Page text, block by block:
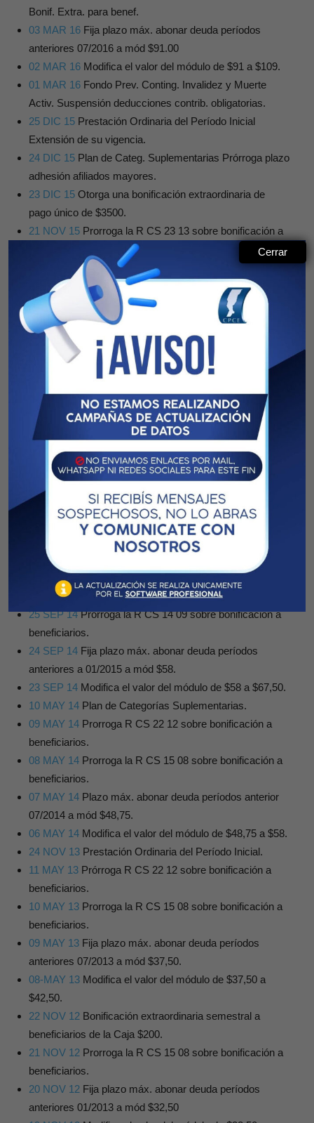
Bonif. Extra. para benef.
03 MAR 16 Fija plazo máx. abonar deuda períodos
anteriores 07/2016 a mód $91.00
02 MAR 16 Modifica el valor del módulo de $91 a $109.
01 MAR 16 Fondo Prev. Conting. Invalidez y Muerte
Activ. Suspensión deducciones contrib. obligatorias.
25 DIC 15 Prestación Ordinaria del Período Inicial
Extensión de su vigencia.
24 DIC 15 Plan de Categ. Suplementarias Prórroga plazo
adhesión afiliados mayores.
23 DIC 15 Otorga una bonificación extraordinaria de
pago único de $3500.
21 NOV 15 Prorroga la R CS 23 13 sobre bonificación a
20 NOV 15Prorroga y modif art 2º la RCS 14/09
bonificación a beneficiarios.
19 NOV 15
Fija plazo máx. pabonar deuda períodos
anteriores 01/2016 a mód $80.
18 NOV 15
Modifica el valor del modulo de $80 a $91.
07 MAY 15 Prórroga la RCS 23/03 bonif. extraordinaria
semestral beneficiarios CSS.
06 MAY 15Prorroga la R CS 14 09 sobre bonificación a
beneficiarios.
05 MAY 15
Fija plazo máx. abonar deuda períodos
anteriores 07/2015 a mód $67,50.
04 MAY 15Modifica el valor del módulo de $67,50 a $80.
Prórroga del plazo de opción.
30 NOV 14Prestación Ordinaria del Período Inicial
Inclusión de Afiliados.
29 NOV 14
Bonificación extraordinaria de pago único a
beneficiarios.
26 SEP 14
Prorroga bonificación a beneficiarios.
25 SEP 14Prorroga la R CS 14 09 sobre bonificación a
beneficiarios.
24 SEP 14 Fija plazo máx. abonar deuda períodos
anteriores a 01/2015 a mód $58.
23 SEP 14 Modifica el valor del módulo de $58 a $67,50.
10 MAY 14 Plan de Categorías Suplementarias.
09 MAY 14 Prorroga R CS 22 12 sobre bonificación a
beneficiarios.
08 MAY 14 Prorroga la R CS 15 08 sobre bonificación a
beneficiarios.
07 MAY 14 Plazo máx. abonar deuda períodos anterior
07/2014 a mód $48,75.
06 MAY 14 Modifica el valor del módulo de $48,75 a $58.
24 NOV 13 Prestación Ordinaria del Período Inicial.
11 MAY 13 Prórroga R CS 22 12 sobre bonificación a
beneficiarios.
10 MAY 13 Prorroga la R CS 15 08 sobre bonificación a
beneficiarios.
09 MAY 13 Fija plazo máx. abonar deuda períodos
anteriores 07/2013 a mód $37,50.
08-MAY 13 Modifica el valor del módulo de $37,50 a
$42,50.
22 NOV 12 Bonificación extraordinaria semestral a
beneficiarios de la Caja $200.
21 NOV 12 Prorroga la R CS 15 08 sobre bonificación a
beneficiarios.
20 NOV 12 Fija plazo máx. abonar deuda períodos
anteriores 01/2013 a mód $32,50
Cerrar